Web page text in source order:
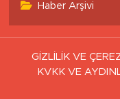
Haber Arşivi
GİZLİLİK VE
KVKK VE